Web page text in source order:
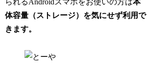
られるAndroidスマホをお使いの方は本
体容量（ストレージ）を気にせず利用で
きます。